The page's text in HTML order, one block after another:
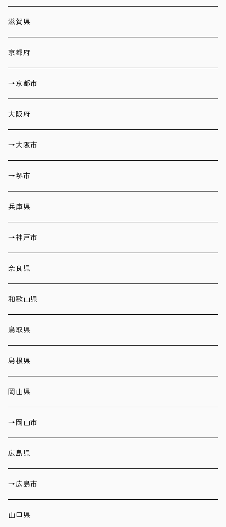
滋賀県
京都府
→京都市
大阪府
→大阪市
→堺市
兵庫県
→神戸市
奈良県
和歌山県
鳥取県
島根県
岡山県
→岡山市
広島県
→広島市
山口県